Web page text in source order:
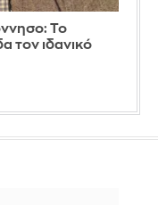
Το
τον ιδανικό